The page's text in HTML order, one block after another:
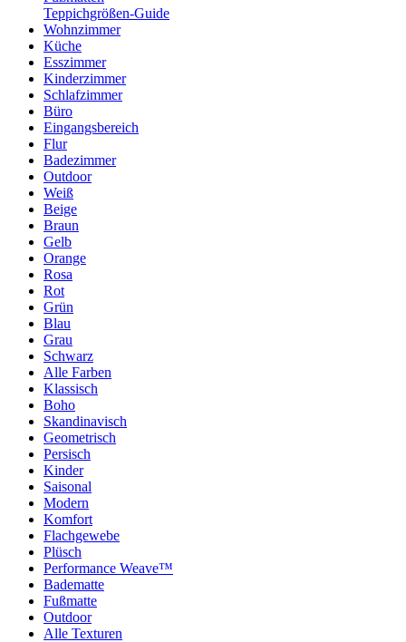
Teppichgrößen-Guide
Wohnzimmer
Küche
Esszimmer
Kinderzimmer
Schlafzimmer
Büro
Eingangsbereich
Flur
Badezimmer
Outdoor
Weiß
Beige
Braun
Gelb
Orange
Rosa
Rot
Grün
Blau
Grau
Schwarz
Alle Farben
Klassisch
Boho
Skandinavisch
Geometrisch
Persisch
Kinder
Saisonal
Modern
Komfort
Flachgewebe
Plüsch
Performance Weave™
Badematte
Fußmatte
Outdoor
Alle Texturen